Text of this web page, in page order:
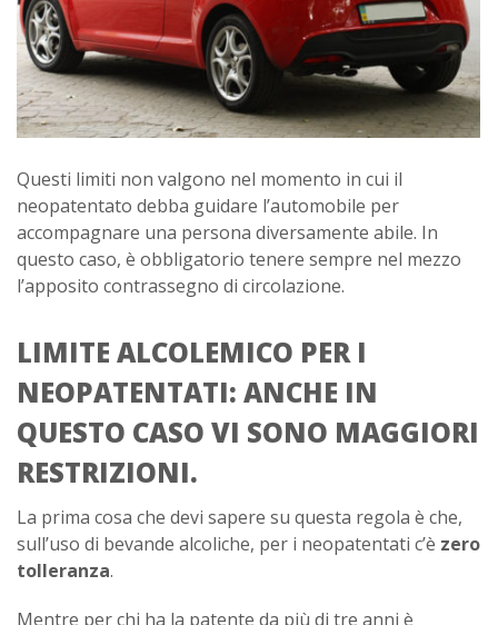
Questi limiti non valgono nel momento in cui il
neopatentato debba guidare l’automobile per
accompagnare una persona diversamente abile. In
questo caso, è obbligatorio tenere sempre nel mezzo
l’apposito contrassegno di circolazione.
LIMITE ALCOLEMICO PER I
NEOPATENTATI: ANCHE IN
QUESTO CASO VI SONO MAGGIORI
RESTRIZIONI.
La prima cosa che devi sapere su questa regola è che,
sull’uso di bevande alcoliche, per i neopatentati c’è zero
tolleranza.
Mentre per chi ha la patente da più di tre anni è